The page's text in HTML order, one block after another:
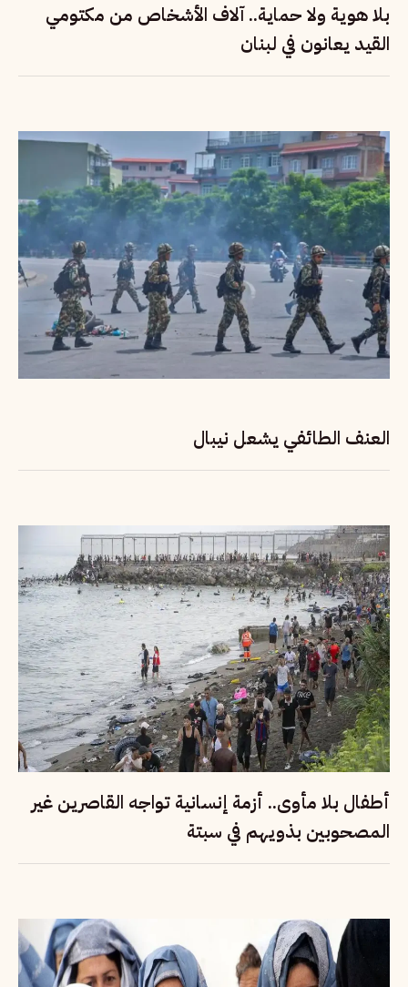
بلا هوية ولا حماية.. آلاف الأشخاص من مكتومي
القيد يعانون في لبنان
العنف الطائفي يشعل نيبال
أطفال بلا مأوى.. أزمة إنسانية تواجه القاصرين غير
المصحوبين بذويهم في سبتة